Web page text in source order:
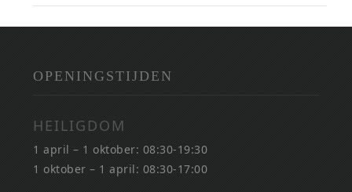
OPENINGSTIJDEN
HEILIGDOM
1 april – 1 oktober: 08:30-19:30
1 oktober – 1 april: 08:30-17:00